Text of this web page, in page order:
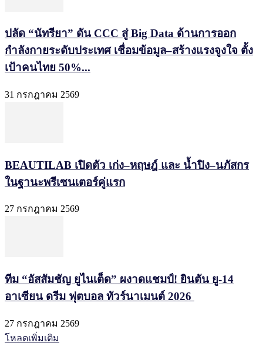
ปลัด “นัทรียา” ดัน CCC สู่ Big Data ด้านการออก
กำลังกายระดับประเทศ เชื่อมข้อมูล–สร้างแรงจูงใจ ตั้ง
เป้าคนไทย 50%...
31 กรกฎาคม 2569
BEAUTILAB เปิดตัว เก่ง–หฤษฎ์ และ น้ำปิง–นภัสกร
ในฐานะพรีเซนเตอร์คู่แรก
27 กรกฎาคม 2569
ทีม “อัสสัมชัญ ยูไนเต็ด” ผงาดแชมป์! ยินตัน ยู-14
อาเซียน ดรีม ฟุตบอล ทัวร์นาเมนต์ 2026
27 กรกฎาคม 2569
โหลดเพิ่มเติม